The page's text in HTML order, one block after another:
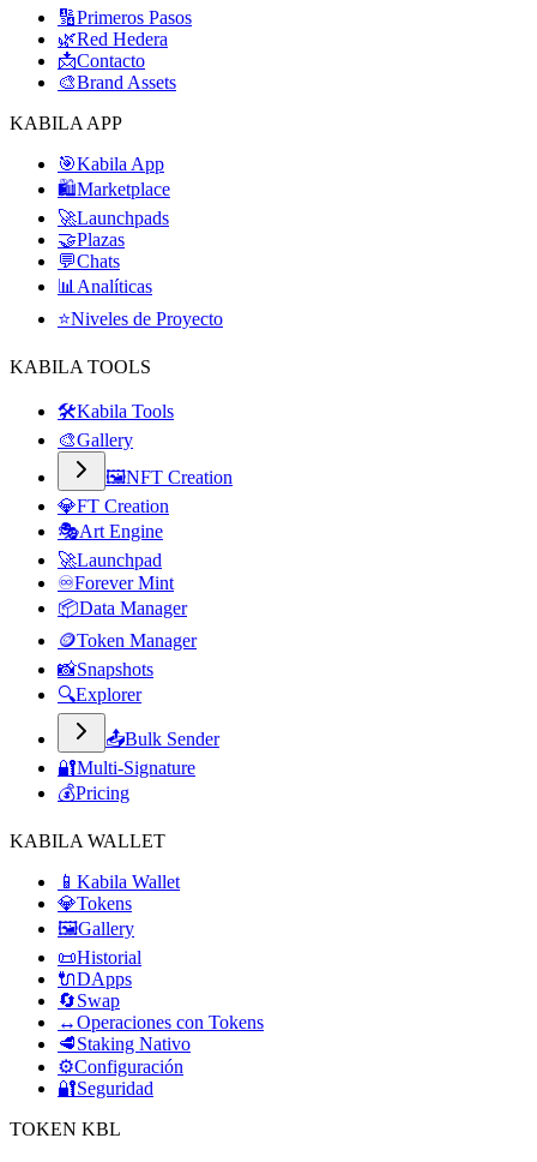
🔢Primeros Pasos
🌿Red Hedera
📩Contacto
🎨Brand Assets
KABILA APP
🎯Kabila App
🛍️Marketplace
🚀Launchpads
🤝Plazas
💬Chats
📊 Analíticas
⭐Niveles de Proyecto
KABILA TOOLS
🛠️Kabila Tools
🎨Gallery
🖼️NFT Creation
💎FT Creation
🎭Art Engine
🚀Launchpad
♾️Forever Mint
📦Data Manager
🪙Token Manager
📸Snapshots
🔍Explorer
📤Bulk Sender
🔐Multi-Signature
💰Pricing
KABILA WALLET
📱 Kabila Wallet
💎Tokens
🖼️Gallery
📜Historial
🔌DApps
🔄Swap
↔️Operaciones con Tokens
🥩Staking Nativo
⚙️Configuración
🔐Seguridad
TOKEN KBL